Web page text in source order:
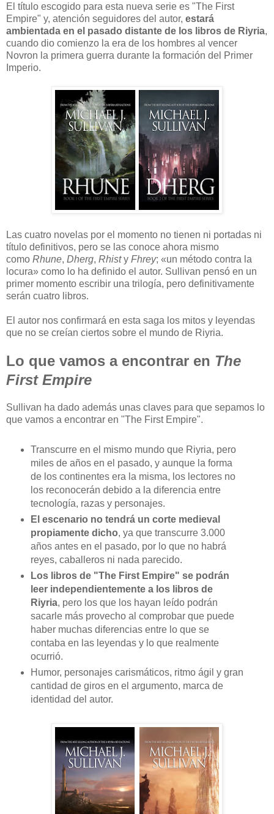
El título escogido para esta nueva serie es "The First
Empire" y, atención seguidores del autor, estará
ambientada en el pasado distante de los libros de Riyria,
cuando dio comienzo la era de los hombres al vencer
Novron la primera guerra durante la formación del Primer
Imperio.
Las cuatro novelas por el momento no tienen ni portadas ni
título definitivos, pero se las conoce ahora mismo
como Rhune, Dherg, Rhisty Fhrey; «un método contra la
locura» como lo ha definido el autor. Sullivan pensó en un
primer momento escribir una trilogía, pero definitivamente
serán cuatro libros.
El autor nos confirmará en esta saga los mitos y leyendas
que no se creían ciertos sobre el mundo de Riyria.
Lo que vamos a encontrar en The
First Empire
Sullivan ha dado además unas claves para que sepamos lo
que vamos a encontrar en "The First Empire".
Transcurre en el mismo mundo que Riyria, pero
miles de años en el pasado, y aunque la forma
de los continentes era la misma, los lectores no
los reconocerán debido a la diferencia entre
tecnología, razas y personajes.
El escenario no tendrá un corte medieval
propiamente dicho, ya que transcurre 3.000
años antes en el pasado, por lo que no habrá
reyes, caballeros ni nada parecido.
Los libros de "The First Empire" se podrán
leer independientemente a los libros de
Riyria, pero los que los hayan leído podrán
sacarle más provecho al comprobar que puede
haber muchas diferencias entre lo que se
contaba en las leyendas y lo que realmente
ocurrió.
Humor, personajes carismáticos, ritmo ágil y gran
cantidad de giros en el argumento, marca de
identidad del autor.